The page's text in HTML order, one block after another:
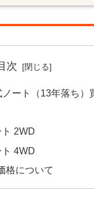
次
ート（13年落ち）
2WD
4WD
格について